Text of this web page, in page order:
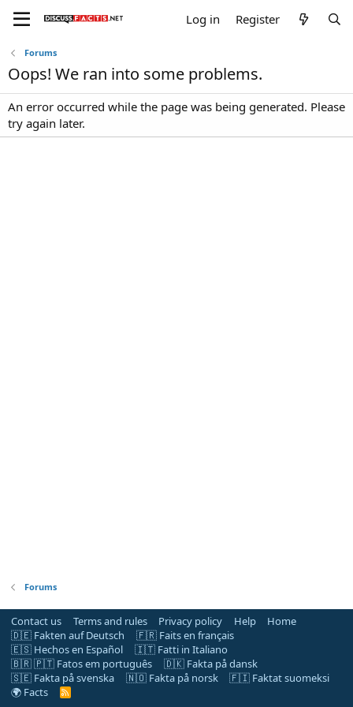
Log in Register
Forums
Oops! We ran into some problems.
An error occurred while the page was being generated. Please
try again later.
Forums
Contact us Terms and rules Privacy policy Help
Home
🇩🇪 Fakten auf Deutsch
🇫🇷 Faits en français
🇪🇸 Hechos en Español
🇮🇹 Fatti in Italiano
🇧🇷 🇵🇹 Fatos em português
🇩🇰 Fakta på dansk
🇸🇪 Fakta på svenska
🇳🇴 Fakta på norsk
🇫🇮 Faktat suomeksi
🌍 Facts
R